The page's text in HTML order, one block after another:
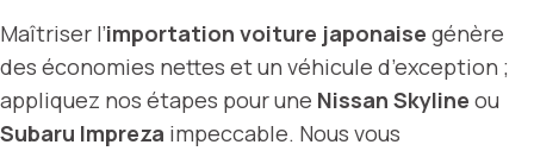
Maîtriser l’importation voiture japonaise génère
des économies nettes et un véhicule d’exception ;
appliquez nos étapes pour une Nissan Skyline ou
Subaru Impreza impeccable. Nous vous